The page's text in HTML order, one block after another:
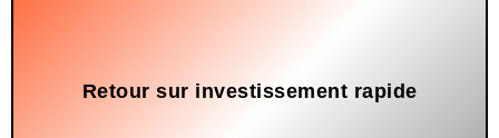
Retour sur investissement rapide
Grâce à la demande constante de matériaux recyclés.